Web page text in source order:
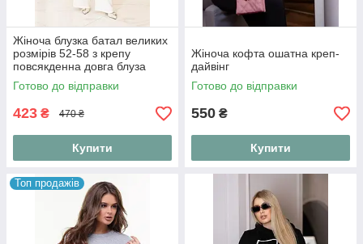
Жіноча блузка батал великих
розмірів 52-58 з крепу
повсякденна довга блуза
жіноча
Готово до відправки
423 ₴ 470 ₴
Купити
Жіноча кофта ошатна креп-
дайвінг
Готово до відправки
550 ₴
Купити
Топ продажів